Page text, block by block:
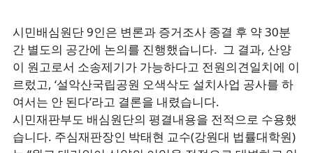
시민배심원단 9인은 변론과 증거조사 종결 후 약 30분
간 별도의 공간에 논의를 진행했습니다. 그 결과, 산양
이 원고로서 소송제기가 가능하다고 전원의견일치에 이
르렀고, ‘설악산국립공원 오색삭도 설치사업 공사를 하
여서는 안 된다’라고 결론을 내렸습니다.
시민재판부도 배심원단의 평결내용을 전적으로 수용했
습니다. 주심재판장인 박태현 교수(강원대 법률대학원)